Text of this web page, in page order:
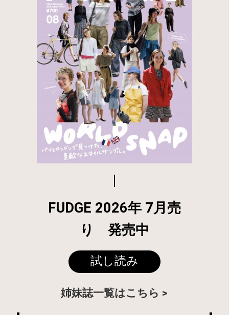
FUDGE 2026年 7月売
り 発売中
試し読み
姉妹誌一覧はこちら